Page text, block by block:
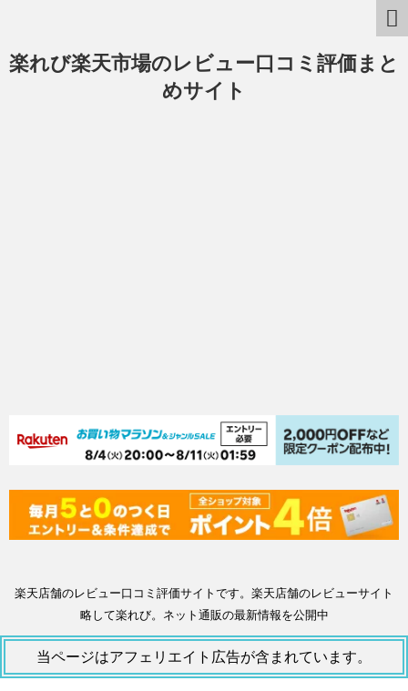
楽れび楽天市場のレビュー口コミ評価まと
めサイト
楽天店舗のレビュー口コミ評価サイトです。楽天店舗のレビューサイト
略して楽れび。ネット通販の最新情報を公開中
当ページはアフェリエイト広告が含まれています。